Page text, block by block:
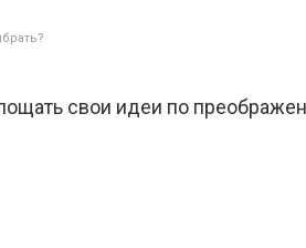
свои идеи по